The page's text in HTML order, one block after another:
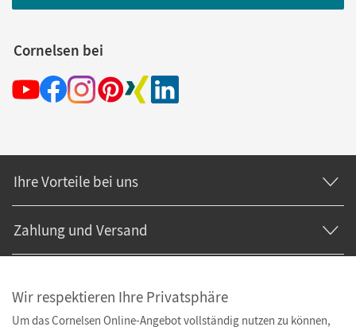
Cornelsen bei
Ihre Vorteile bei uns
Zahlung und Versand
Wir respektieren Ihre Privatsphäre
Um das Cornelsen Online-Angebot vollständig nutzen zu können,